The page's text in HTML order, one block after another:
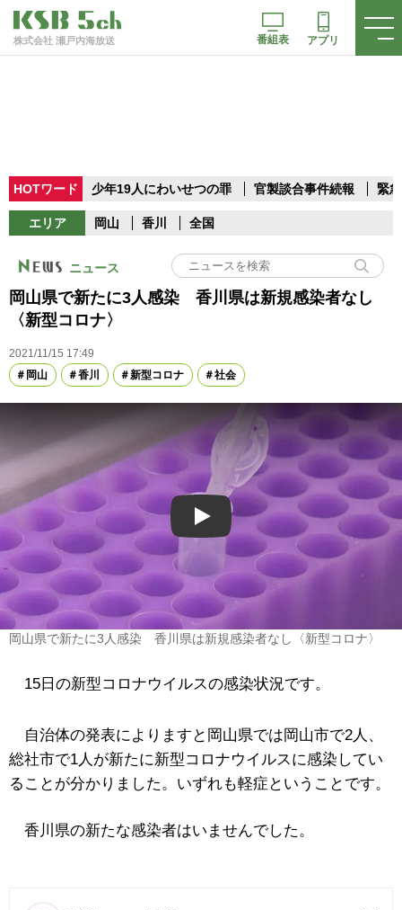
株式会社 瀬戸内海放送 番組表 アプリ
HOTワード 少年19人にわいせつの罪 官製談合事件続報 緊
エリア 岡山 香川 全国
ニュース
岡山県で新たに3人感染 香川県は新規感染者なし
〈新型コロナ〉
2021/11/15 17:49
岡山
香川 新型コロナ 社会
Play
岡山県で新たに3人感染 香川県は新規感染者なし〈新型コロナ〉
15日の新型コロナウイルスの感染状況です。
自治体の発表によりますと岡山県では岡山市で2人、
総社市で1人が新たに新型コロナウイルスに感染してい
ることが分かりました。いずれも軽症ということです。
香川県の新たな感染者はいませんでした。